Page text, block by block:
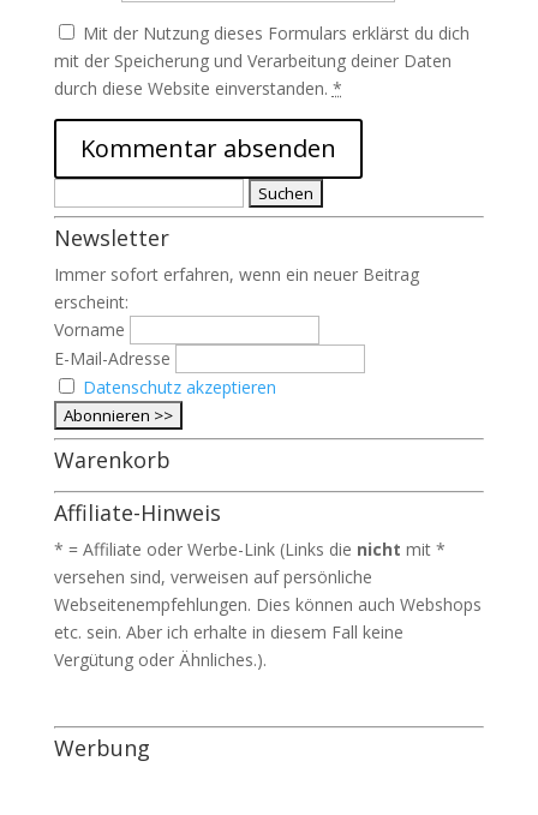
Mit der Nutzung dieses Formulars erklärst du dich
mit der Speicherung und Verarbeitung deiner Daten
durch diese Website einverstanden. *
nach:
Newsletter
Immer sofort erfahren, wenn ein neuer Beitrag
erscheint:
Vorname
E-Mail-Adresse
Datenschutz akzeptieren
Warenkorb
Affiliate-Hinweis
* = Affiliate oder Werbe-Link (Links die nicht mit *
versehen sind, verweisen auf persönliche
Webseitenempfehlungen. Dies können auch Webshops
etc. sein. Aber ich erhalte in diesem Fall keine
Vergütung oder Ähnliches.).
Werbung